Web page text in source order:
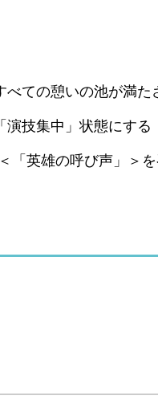
ての憩いの池が満た
演技集中」状態にする
「英雄の呼び声」＞